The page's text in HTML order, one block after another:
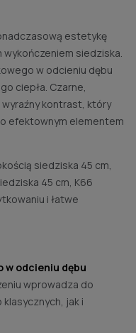
estetykę
siedziska.
w odcieniu dębu
ciepła. Czarne,
kontrast, który
efektownym elementem
siedziska 45 cm,
45 cm, K66
i łatwe
w odcieniu dębu
wprowadza do
jak i